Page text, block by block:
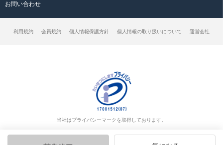
お問い合わせ
利用規約 会員規約 個人情報保護方針 個人情報の取り扱いについて 運営会社
当社はプライバシーマークを取得しております。